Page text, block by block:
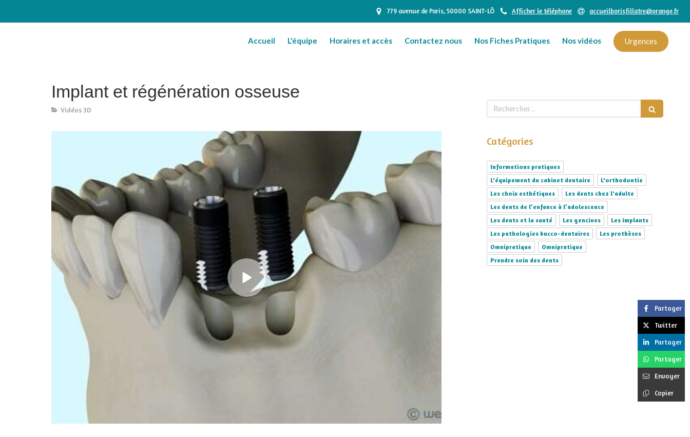
accueilborisfillatre@orange.fr
Afficher le téléphone
779 avenue de Paris, 50000 SAINT-LÔ
Accueil L'équipe Horaires et accès Contactez nous Nos Fiches Pratiques Nos vidéos Urgences
Implant et régénération osseuse
Vidéos 3D
Partager
Twitter
Partager
Partager
Envoyer
Copier
Rechercher
Catégories
Informations pratiques
L'équipement du cabinet dentaire
L'orthodontie
Les choix esthétiques
Les dents chez l'adulte
Les dents de l’enfance à l’adolescence
Les dents et la santé
Les gencives
Les implants
Les pathologies bucco-dentaires
Les prothèses
Omnipratique
Omnipratique
Prendre soin des dents